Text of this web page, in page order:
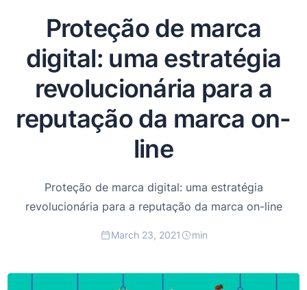
Proteção de marca
digital: uma estratégia
revolucionária para a
reputação da marca on-
line
Proteção de marca digital: uma estratégia
revolucionária para a reputação da marca on-line
March 23, 2021 min